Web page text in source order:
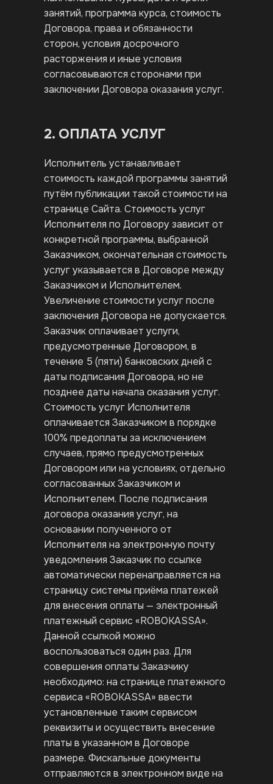
занятий, программа курса, стоимость
Договора, права и обязанности
сторон, условия досрочного
расторжения и иные условия
согласовываются сторонами при
заключении Договора оказания услуг.
2. ОПЛАТА УСЛУГ
Исполнитель устанавливает
стоимость каждой программы занятий
путём публикации такой стоимости на
странице Сайта. Стоимость услуг
Исполнителя по Договору зависит от
конкретной программы, выбранной
Заказчиком, окончательная стоимость
услуг указывается в Договоре между
Заказчиком и Исполнителем.
Увеличение стоимости услуг после
заключения Договора не допускается.
Заказчик оплачивает услуги,
предусмотренные Договором, в
течение 5 (пяти) банковских дней с
даты подписания Договора, но не
позднее даты начала оказания услуг.
Стоимость услуг Исполнителя
оплачивается Заказчиком в порядке
100% предоплаты за исключением
случаев, прямо предусмотренных
Договором или на условиях, отдельно
согласованных Заказчиком и
Исполнителем. После подписания
договора оказания услуг, на
основании полученного от
Исполнителя на электронную почту
уведомления Заказчик по ссылке
автоматически перенаправляется на
страницу системы приёма платежей
для внесения оплаты — электронный
платежный сервис «ROBOKASSA».
Данной ссылкой можно
воспользоваться один раз. Для
совершения оплаты Заказчику
необходимо: на странице платежного
сервиса «ROBOKASSA» ввести
установленные таким сервисом
реквизиты и осуществить внесение
платы в указанном в Договоре
размере. Фискальные документы
отправляются в электронном виде на